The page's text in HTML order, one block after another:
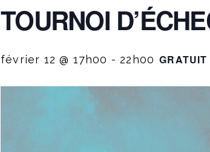
TOURNOI
février 12 @ 17h00 - 22h00 GRATUIT